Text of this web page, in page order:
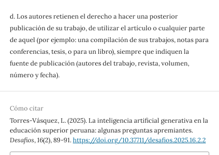
d. Los autores retienen el derecho a hacer una posterior
publicación de su trabajo, de utilizar el artículo o cualquier parte
de aquel (por ejemplo: una compilación de sus trabajos, notas para
conferencias, tesis, o para un libro), siempre que indiquen la
fuente de publicación (autores del trabajo, revista, volumen,
número y fecha).
Cómo citar
Torres-Vásquez, L. (2025). La inteligencia artificial generativa en la
educación superior peruana: algunas preguntas apremiantes.
Desafíos,16(2), 89-91.https://doi.org/10.37711/desafios.2025.16.2.2